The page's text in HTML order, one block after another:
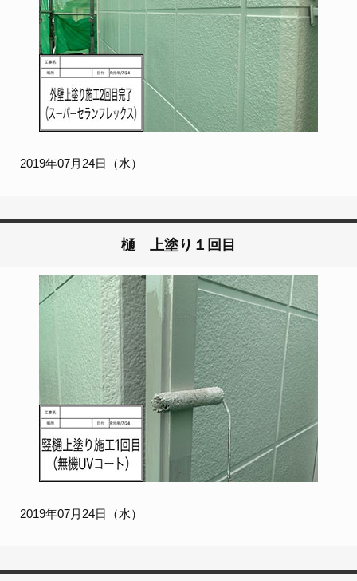
2019年07月24日（水）
樋 上塗り１回目
2019年07月24日（水）